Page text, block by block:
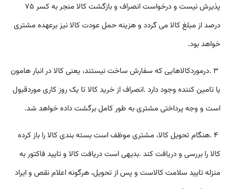
پذيرش نيست و درخواست انصراف و بازگشت کالا منجر به کسر 75
درصد از مبلغ کالا می گردد و هزينه حمل عودت کالا نيز برعهده مشتری
خواهد بود.
٣ .درموردکالاهايی که سفارش ساخت نيستند، يعنی کالا در انبار هامون
يا تامين کننده وجود دارد .انصراف از خريد کالا تا یک روز کاری موردقبول
است و وجه پرداختی مشتری به طور کامل برگشت داده خواهد شد.
۴ .هنگام تحويل کالا، مشتری موظف است بسته بندی کالا را باز کرده
کالا را بررسی و دريافت کند .بديهی است دريافت کالا و تاييد فاکتور به
منزله تاييد سلامت کالاست و پس از تحويل، هرگونه اعلام نقص و ايراد